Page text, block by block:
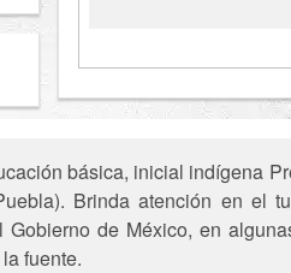
básica, inicial indígena
Brinda atención en el
de México, en
fuente.